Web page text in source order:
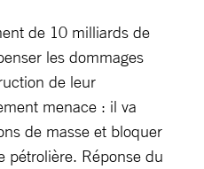
de 10 milliards de
les dommages
de leur
menace : il va
de masse et bloquer
pétrolière. Réponse du